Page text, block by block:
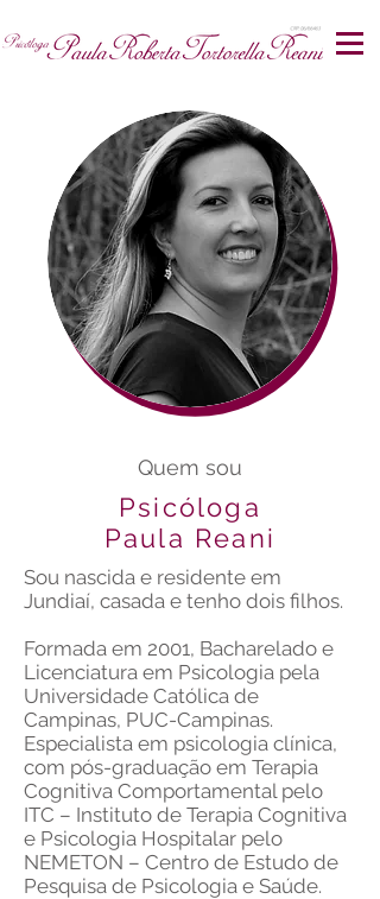
Quem sou
Psicóloga
Paula Reani
Sou nascida e residente em
Jundiaí, casada e tenho dois filhos.
Formada em 2001, Bacharelado e
Licenciatura em Psicologia pela
Universidade Católica de
Campinas, PUC-Campinas.
Especialista em psicologia clínica,
com pós-graduação em Terapia
Cognitiva Comportamental pelo
ITC – Instituto de Terapia Cognitiva
e Psicologia Hospitalar pelo
NEMETON – Centro de Estudo de
Pesquisa de Psicologia e Saúde.